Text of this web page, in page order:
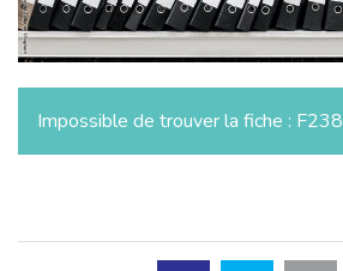
Impossible de trouver la fiche :